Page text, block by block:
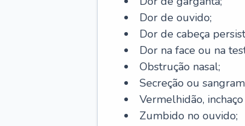
Dor de ouvido;
Dor de cabeça
Dor na face ou na
Obstrução nasal;
Secreção ou
Vermelhidão,
Zumbido no ouvido;